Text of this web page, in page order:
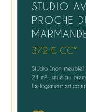
STUDIO
PROCHE
372 € CC*
Studio (non
24 m² , situé au
Le logement est